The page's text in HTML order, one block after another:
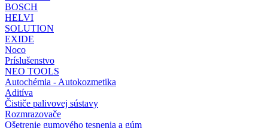
BOSCH
HELVI
SOLUTION
EXIDE
Noco
Príslušenstvo
NEO TOOLS
Autochémia - Autokozmetika
Aditíva
Čističe palivovej sústavy
Rozmrazovače
Ošetrenie gumového tesnenia a gúm